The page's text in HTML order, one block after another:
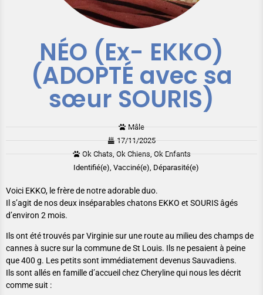
NÉO (Ex- EKKO)
(ADOPTÉ avec sa
sœur SOURIS)
Mâle
17/11/2025
Ok Chats, Ok Chiens, Ok Enfants
Identifié(e), Vacciné(e), Déparasité(e)
Voici EKKO, le frère de notre adorable duo.
Il s’agit de nos deux inséparables chatons EKKO et SOURIS âgés
d’environ 2 mois.
Ils ont été trouvés par Virginie sur une route au milieu des champs de
cannes à sucre sur la commune de St Louis. Ils ne pesaient à peine
que 400 g. Les petits sont immédiatement devenus Sauvadiens.
Ils sont allés en famille d’accueil chez Cheryline qui nous les décrit
comme suit :